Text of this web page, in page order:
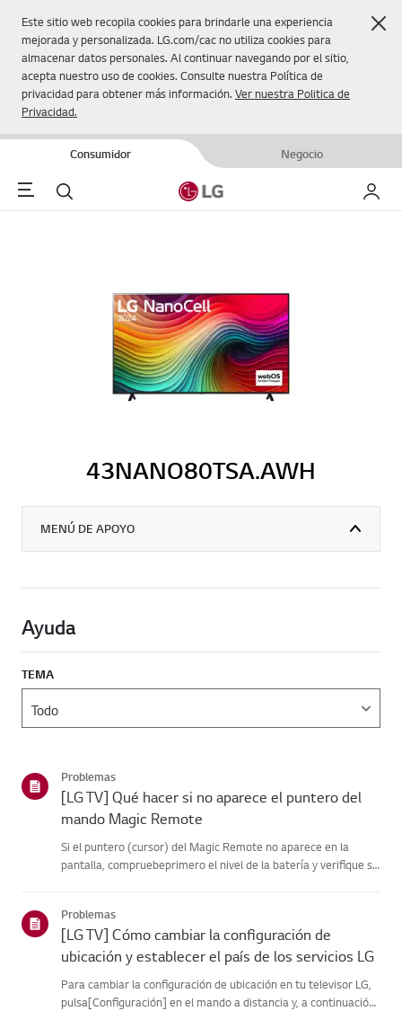
Este sitio web recopila cookies para brindarle una experiencia
mejorada y personalizada. LG.com/cac no utiliza cookies para
almacenar datos personales. Al continuar navegando por el sitio,
acepta nuestro uso de cookies. Consulte nuestra Política de
privacidad para obtener más información. Ver nuestra Politica de
Privacidad.
Consumidor Negocio
Menu Buscar Mi LG
43NANO80TSA.AWH
MENÚ DE APOYO
Ayuda
TEMA
Problemas
[LG TV] Qué hacer si no aparece el puntero del
mando Magic Remote
Si el puntero (cursor) del Magic Remote no aparece en la
pantalla, compruebeprimero el nivel de la batería y verifique si
Problemas
[LG TV] Cómo cambiar la configuración de
ubicación y establecer el país de los servicios LG
Para cambiar la configuración de ubicación en tu televisor LG,
pulsa[Configuración] en el mando a distancia y, a continuación,